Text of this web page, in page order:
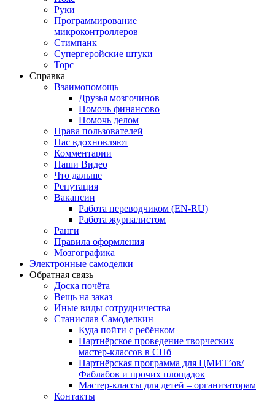
Руки
Программирование
микроконтроллеров
Стимпанк
Супергеройские штуки
Торс
Справка
Взаимопомощь
Друзья мозгочинов
Помочь финансово
Помочь делом
Права пользователей
Нас вдохновляют
Комментарии
Наши Видео
Что дальше
Репутация
Вакансии
Работа переводчиком (EN-RU)
Работа журналистом
Ранги
Правила оформления
Мозгографика
Электронные самоделки
Обратная связь
Доска почёта
Вещь на заказ
Иные виды сотрудничества
Станислав Самоделкин
Куда пойти с ребёнком
Партнёрское проведение творческих
мастер-классов в СПб
Партнёрская программа для ЦМИТ’ов/
Фаблабов и прочих площадок
Мастер-классы для детей – организаторам
Контакты